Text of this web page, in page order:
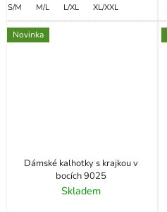
S/M M/L L/XL XL/XXL
Novinka
Dámské kalhotky s krajkou v
bocích 9025
Skladem